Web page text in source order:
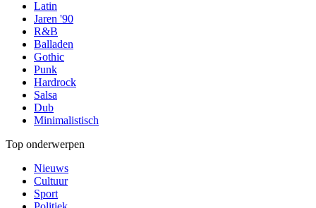
Latin
Jaren '90
R&B
Balladen
Gothic
Punk
Hardrock
Salsa
Dub
Minimalistisch
Top onderwerpen
Nieuws
Cultuur
Sport